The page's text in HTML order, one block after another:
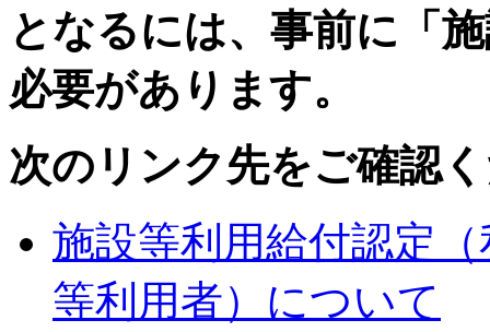
となるには、事前に「施
必要があります。
次のリンク先をご確認
施設等利用給付認定
等利用者）について